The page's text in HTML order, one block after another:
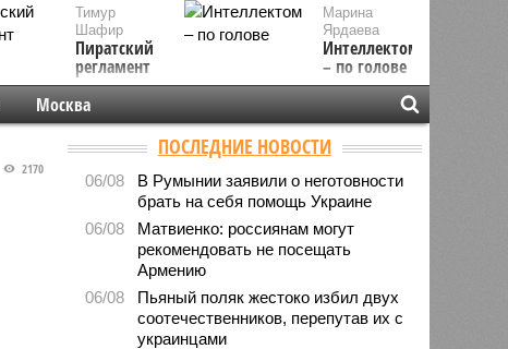
Марина
Ярдаева
Интеллектом
– по голове
Тимур
Шафир
Пиратский
регламент
Москва
2170
ПОСЛЕДНИЕ НОВОСТИ
06/08
В Румынии заявили о неготовности
брать на себя помощь Украине
06/08
Матвиенко: россиянам могут
рекомендовать не посещать
Армению
06/08
Пьяный поляк жестоко избил двух
соотечественников, перепутав их с
украинцами